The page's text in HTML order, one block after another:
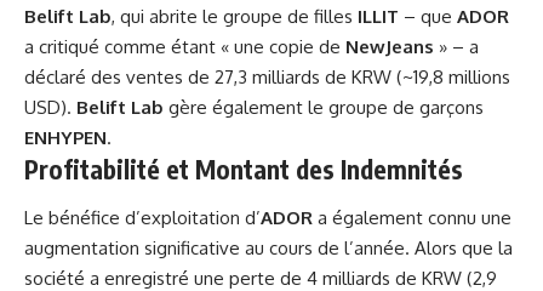
Belift Lab, qui abrite le groupe de filles ILLIT – que ADOR
a critiqué comme étant « une copie de NewJeans » – a
déclaré des ventes de 27,3 milliards de KRW (~19,8 millions
USD). Belift Lab gère également le groupe de garçons
ENHYPEN.
Profitabilité et Montant des Indemnités
Le bénéfice d’exploitation d’ADOR a également connu une
augmentation significative au cours de l’année. Alors que la
société a enregistré une perte de 4 milliards de KRW (2,9